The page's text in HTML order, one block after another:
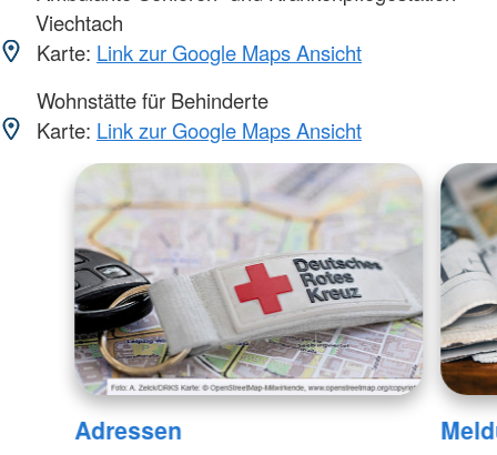
Viechtach
Karte: Link zur Google Maps Ansicht
Wohnstätte für Behinderte
Karte: Link zur Google Maps Ansicht
Adressen